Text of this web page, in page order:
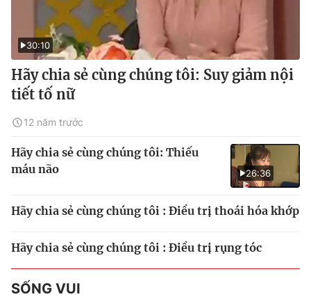
30:10
Hãy chia sẻ cùng chúng tôi: Suy giảm nội
tiết tố nữ
12 năm trước
26:36
Hãy chia sẻ cùng chúng tôi: Thiếu
máu não
Hãy chia sẻ cùng chúng tôi : Điều trị thoái hóa khớp
Hãy chia sẻ cùng chúng tôi : Điều trị rụng tóc
SỐNG VUI